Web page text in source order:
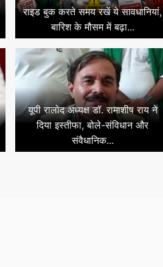
राइड बुक करते समय रखें ये सावधानियां,
बारिश के मौसम में बढ़ा...
यूपी रालोद अध्यक्ष डॉ. रामाशीष राय ने
दिया इस्तीफा, बोले-संविधान और
संवैधानिक...